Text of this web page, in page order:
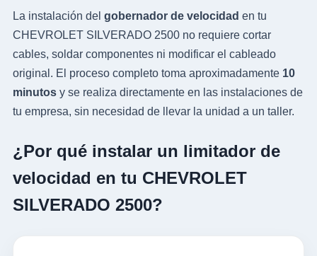
La instalación del gobernador de velocidad en tu
CHEVROLET SILVERADO 2500 no requiere cortar
cables, soldar componentes ni modificar el cableado
original. El proceso completo toma aproximadamente 10
minutosy se realiza directamente en las instalaciones de
tu empresa, sin necesidad de llevar la unidad a un taller.
¿Por qué instalar un limitador de
velocidad en tu CHEVROLET
SILVERADO 2500?